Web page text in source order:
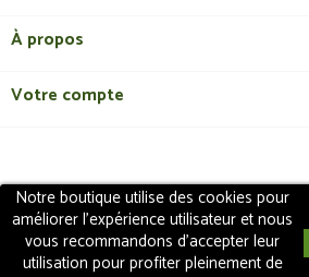
Notre boutique utilise des cookies pour
améliorer l'expérience utilisateur et nous
vous recommandons d'accepter leur
utilisation pour profiter pleinement de
À propos
Votre compte
Copyright 2018 - ShopMedicalDiscount
réservés | Création de site internet